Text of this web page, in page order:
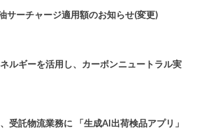
ーチャージ適用額のお知らせ(変更)
ルギーを活用し、カーボンニュートラル実
受託物流業務に 「生成AI出荷検品アプリ」